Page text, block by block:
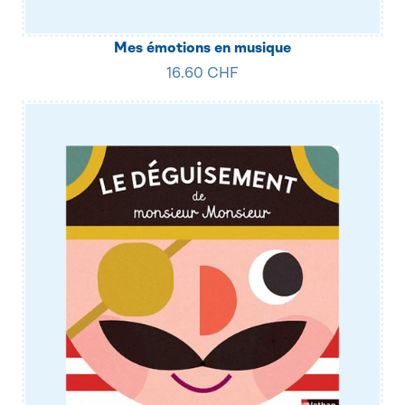
Mes émotions en musique
16.60 CHF